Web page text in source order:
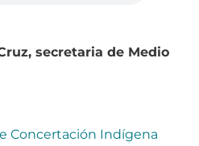
secretaria de Medio
Concertación Indígena